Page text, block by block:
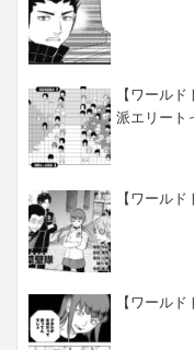
【ワール
派エリート
【ワール
【ワール